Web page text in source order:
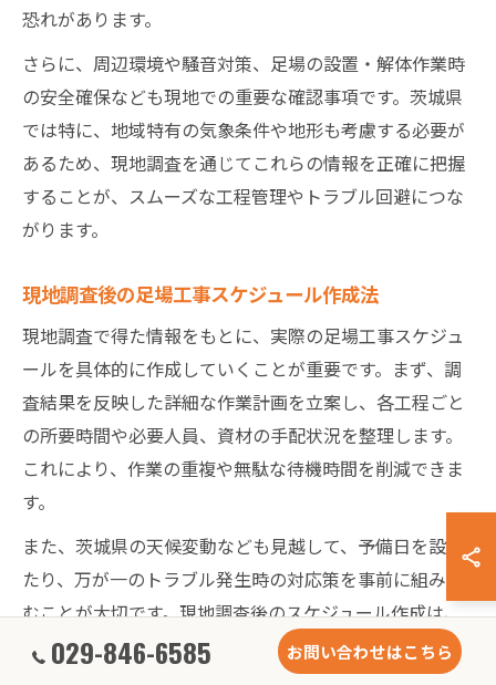
恐れがあります。
さらに、周辺環境や騒音対策、足場の設置・解体作業時
の安全確保なども現地での重要な確認事項です。茨城県
では特に、地域特有の気象条件や地形も考慮する必要が
あるため、現地調査を通じてこれらの情報を正確に把握
することが、スムーズな工程管理やトラブル回避につな
がります。
現地調査後の足場工事スケジュール作成法
現地調査で得た情報をもとに、実際の足場工事スケジュ
ールを具体的に作成していくことが重要です。まず、調
査結果を反映した詳細な作業計画を立案し、各工程ごと
の所要時間や必要人員、資材の手配状況を整理します。
これにより、作業の重複や無駄な待機時間を削減できま
す。
また、茨城県の天候変動なども見越して、予備日を設け
たり、万が一のトラブル発生時の対応策を事前に組み込
むことが大切です。現地調査後のスケジュール作成は、
工事全体の効率化と安全性向上のカギとなります。進捗
管理ツールや定期的な現場確認も活用し、計画通りに工
029-846-6585 お問い合わせはこちら